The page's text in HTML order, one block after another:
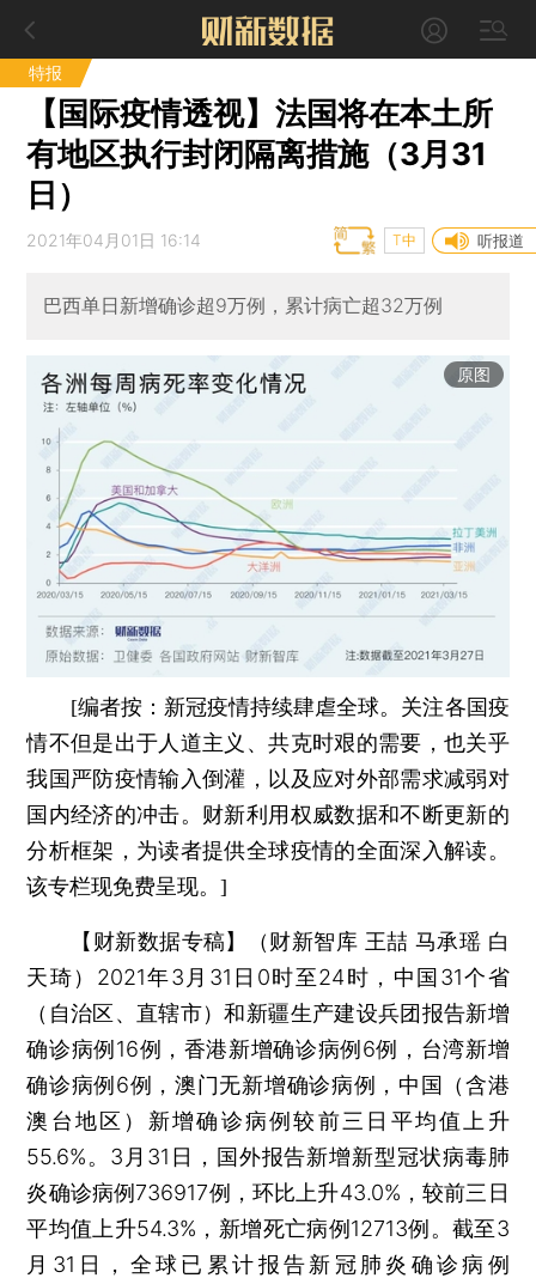
特报
【国际疫情透视】法国将在本土所
有地区执行封闭隔离措施（3月31
日）
2021年04月01日 16:14 听报道
T中
巴西单日新增确诊超9万例，累计病亡超32万例
原图
[编者按： 新冠疫情持续肆虐全球。关注各国疫
情不但是出于人道主义、共克时艰的需要，也关乎
我国严防疫情输入倒灌，以及应对外部需求减弱对
国内经济的冲击。财新利用权威数据和不断更新的
分析框架，为读者提供全球疫情的全面深入解读。
该专栏现免费呈现。]
【财新数据专稿】（财新智库 王喆 马承瑶 白
天琦） 2021年3月31日0时至24时，中国31个省
（自治区、直辖市）和新疆生产建设兵团报告新增
确诊病例16例，香港新增确诊病例6例，台湾新增
确诊病例6例，澳门无新增确诊病例，中国（含港
澳台地区）新增确诊病例较前三日平均值上升
55.6%。3月31日，国外报告新增新型冠状病毒肺
炎确诊病例736917例，环比上升43.0%，较前三日
平均值上升54.3%，新增死亡病例12713例。截至3
月31日，全球已累计报告新冠肺炎确诊病例